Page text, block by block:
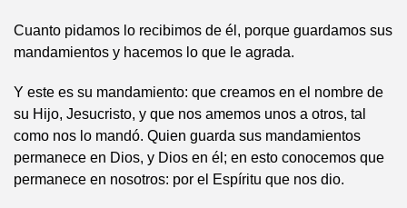
Cuanto pidamos lo recibimos de él, porque guardamos sus
mandamientos y hacemos lo que le agrada.
Y este es su mandamiento: que creamos en el nombre de
su Hijo, Jesucristo, y que nos amemos unos a otros, tal
como nos lo mandó. Quien guarda sus mandamientos
permanece en Dios, y Dios en él; en esto conocemos que
permanece en nosotros: por el Espíritu que nos dio.